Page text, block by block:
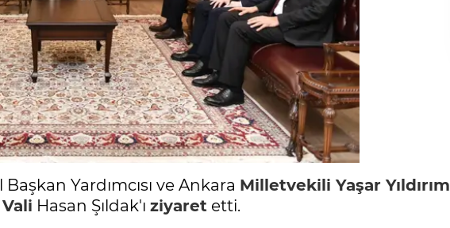
Yardımcısı ve Ankara Milletvekili Yaşar Yıldırım
Vali Hasan Şıldak'ı ziyaret etti.